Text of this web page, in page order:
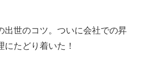
出世のコツ。ついに会社での昇
にたどり着いた！